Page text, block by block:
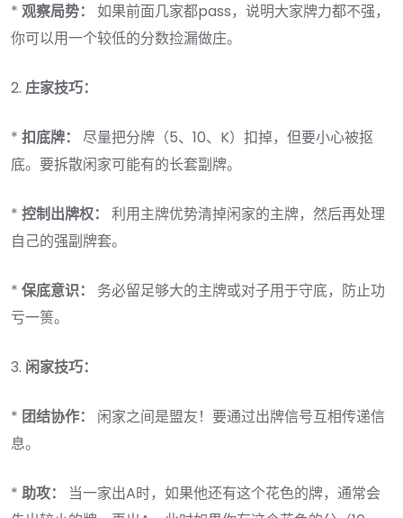
* 观察局势：
如果前面几家都pass，说明大家牌力都不强，
你可以用一个较低的分数捡漏做庄。
2. 庄家技巧：
* 扣底牌：
尽量把分牌（5、10、K）扣掉，但要小心被抠
底。要拆散闲家可能有的长套副牌。
* 控制出牌权：
利用主牌优势清掉闲家的主牌，然后再处理
自己的强副牌套。
* 保底意识：
务必留足够大的主牌或对子用于守底，防止功
亏一篑。
3. 闲家技巧：
* 团结协作：
闲家之间是盟友！要通过出牌信号互相传递信
息。
* 助攻：
当一家出A时，如果他还有这个花色的牌，通常会